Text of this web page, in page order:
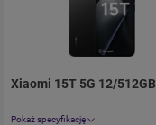
Xiaomi 15T 5G 12/512GB
Pokaż specyfikację